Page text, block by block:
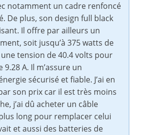
notamment un cadre renfoncé
De plus, son design full black
Il offre par ailleurs un
soit jusqu’à 375 watts de
tension de 40.4 volts pour
A. Il m’assure un
sécurisé et fiable. J’ai en
son prix car il est très moins
j’ai dû acheter un câble
long pour remplacer celui
et aussi des batteries de